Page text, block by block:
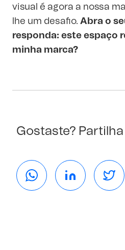
visual é agora a nossa
lhe um desafio. Abra o
responda: este espaço
minha marca?
Gostaste? Partilha